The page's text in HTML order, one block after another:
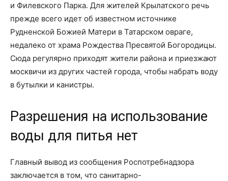
и Филевского Парка. Для жителей Крылатского речь
прежде всего идет об известном источнике
Рудненской Божией Матери в Татарском овраге,
недалеко от храма Рождества Пресвятой Богородицы.
Сюда регулярно приходят жители района и приезжают
москвичи из других частей города, чтобы набрать воду
в бутылки и канистры.
Разрешения на использование
воды для питья нет
Главный вывод из сообщения Роспотребнадзора
заключается в том, что санитарно-